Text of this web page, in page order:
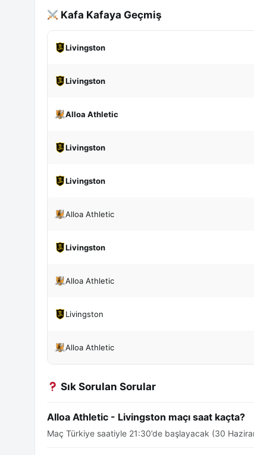
Kafa Kafaya Geçmiş
Livingston
Livingston
Alloa Athletic
Livingston
Livingston
Alloa Athletic
Livingston
Alloa Athletic
Livingston
Alloa Athletic
Sık Sorulan Sorular
Alloa Athletic - Livingston maçı saat kaçta?
Maç Türkiye saatiyle 21:30’de başlayacak (30